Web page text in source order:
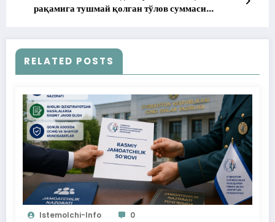
рақамига тушмай қолган тўлов суммаси
RELATED POSTS
Istemolchi-Info 0